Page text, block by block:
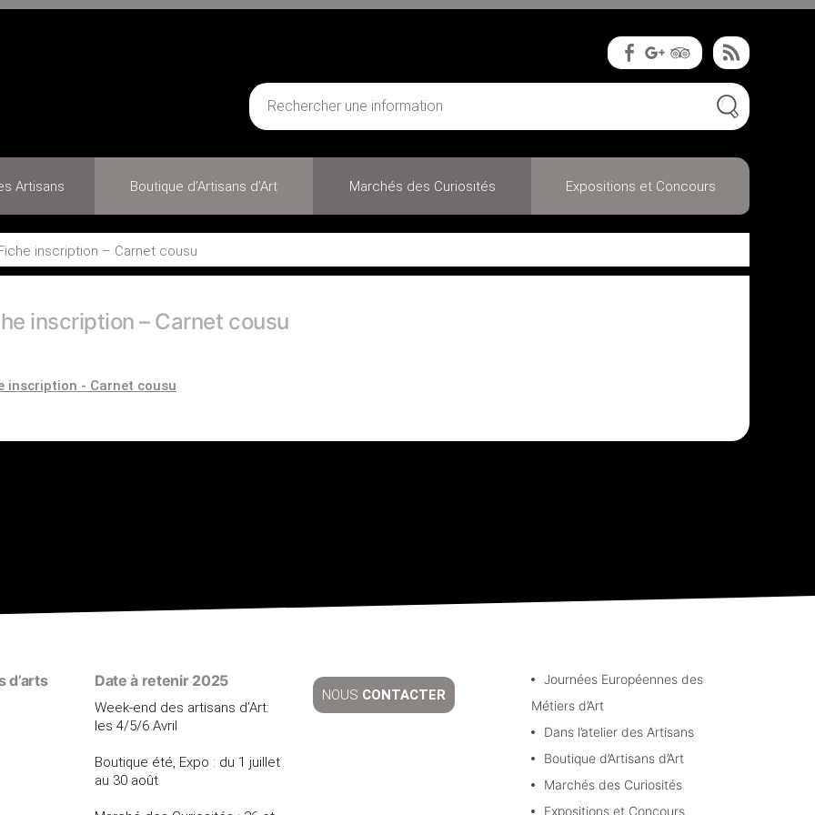
Artisans Boutique d’Artisans d’Art Marchés des Curiosités Expositions et Concours
inscription – Carnet cousu
inscription – Carnet cousu
inscription - Carnet cousu
d’arts Date à retenir 2025
Week-end des artisans d’Art:
les 4/5/6 Avril
Boutique été, Expo : du 1 juillet
au 30 août
NOUS CONTACTER
Journées Européennes des
Métiers d’Art
Dans l’atelier des Artisans
Boutique d’Artisans d’Art
Marchés des Curiosités
Expositions et Concours